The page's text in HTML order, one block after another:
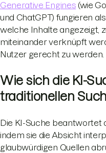
Generative Engines (wie
und ChatGPT) fungieren
welche Inhalte angezeigt,
miteinander verknüpft
Nutzer gerecht zu werden.
Wie sich die KI-
traditionellen
Die KI-Suche beantwortet
indem sie die Absicht
glaubwürdigen Quellen